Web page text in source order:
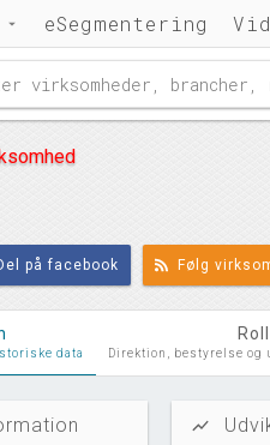
eSegmentering
på facebook Følg
data Direktion, bestyrelse
show_chart